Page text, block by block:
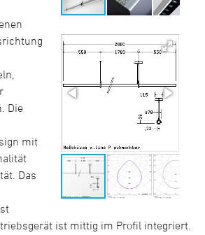
Die
mit
Das
ist mittig im Profil integriert.